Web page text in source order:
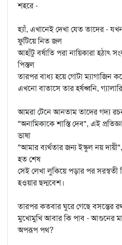
শহরে -
হ্যাঁ, এখানেই দেখা যেত তাদের -
ফুটিয়ে নিত জল
আহাঁটু বর্ষাতি পরা নায়িকারা
পিস্তল
তারপর বাধ্য হয়ে গোটা ম্যাগাজিন
এখনো বাতাসে তার হর্ষধ্বনি,
আমরা টেনে আনতাম তাদের গদ্য
"অনামিকাকে শাস্তি দেব", এই
ভাষা
"আমার ব্যর্থতার জন্য ইস্কুল নয়
হত শেষ
সেই লেখা লুকিয়ে পড়ার পর
হওয়ার ছদ্মবেশ।
তারপর কতবার ঘুরে গেছে বসন্তের
মুখোমুখি আবার কি পাব - আগুনের
অপরূপ পথ?